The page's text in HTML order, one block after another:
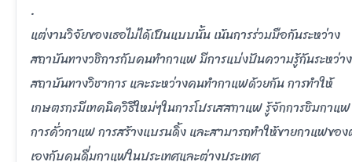
.
แต่งานวิจัยของเธอไม่ได้เป็นแบบนั้น เน้นการร่วมมือกันระหว่าง
สถาบันทางวชิการกับคนทำกาแฟ มีการแบ่งปันความรู้กันระหว่าง
สถาบันทางวิชาการ และระหว่างคนทำกาแฟด้วยกัน การทำให้
เกษตรกรมีเทคนิควิธีใหม่ๆในการโปรเสสกาแฟ รู้จักการชิมกาแฟ
การคั่วกาแฟ การสร้างแบรนดิ้ง และสามารถทำให้ขายกาแฟขอ
เองกับคนดื่มกาแฟในประเทศและต่างประเทศ